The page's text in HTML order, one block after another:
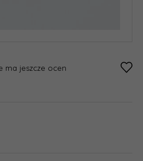
ma jeszcze ocen